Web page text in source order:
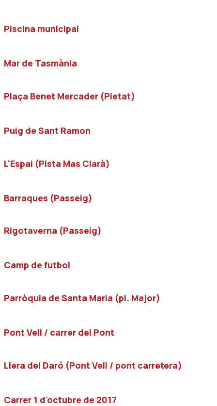
Piscina municipal
Mar de Tasmània
Plaça Benet Mercader (Pietat)
Puig de Sant Ramon
L'Espai (Pista Mas Clarà)
Barraques (Passeig)
Rigotaverna (Passeig)
Camp de futbol
Parròquia de Santa Maria (pl. Major)
Pont Vell / carrer del Pont
Llera del Daró (Pont Vell / pont carretera)
Carrer 1 d'octubre de 2017